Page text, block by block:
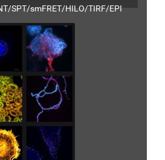
SPT/smFRET/HILO/TIRF/EPI